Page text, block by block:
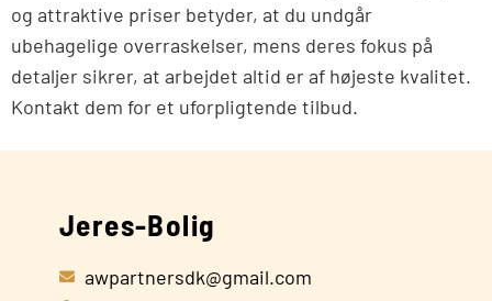
og attraktive priser betyder, at du undgår
ubehagelige overraskelser, mens deres fokus på
detaljer sikrer, at arbejdet altid er af højeste kvalitet.
Kontakt dem for et uforpligtende tilbud.
Jeres-Bolig
awpartnersdk@gmail.com